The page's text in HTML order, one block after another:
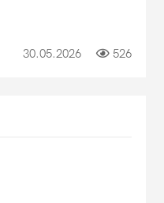
30.05.2026 526